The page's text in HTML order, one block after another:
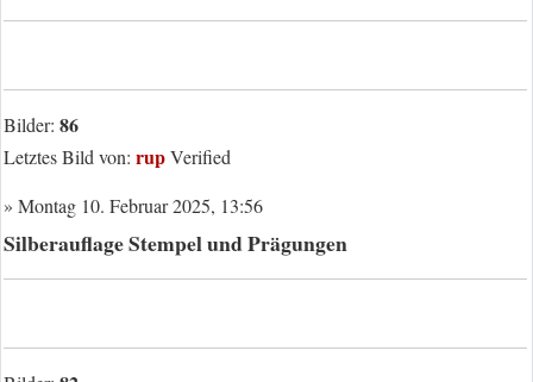
Bilder: 86
Letztes Bild von: rupVerified
» Montag 10. Februar 2025, 13:56
Silberauflage Stempel und Prägungen